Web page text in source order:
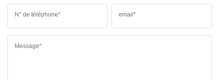
N° de téléphone* email*
Message*